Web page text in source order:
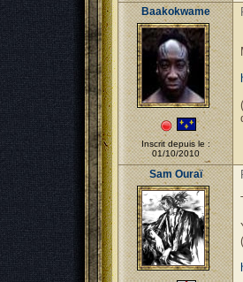
Baakokwame
Inscrit depuis le :
01/10/2010
Sam Ouraï